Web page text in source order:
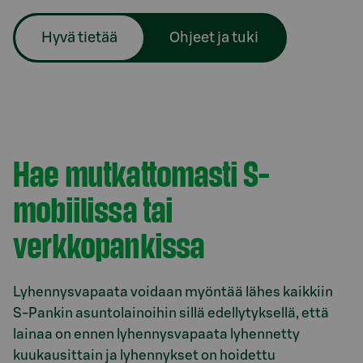
Hyvä tietää Ohjeet ja tuki
Hae mutkattomasti S-
mobiilissa tai
verkkopankissa
Lyhennysvapaata voidaan myöntää lähes kaikkiin
S-Pankin asuntolainoihin sillä edellytyksellä, että
lainaa on ennen lyhennysvapaata lyhennetty
kuukausittain ja lyhennykset on hoidettu